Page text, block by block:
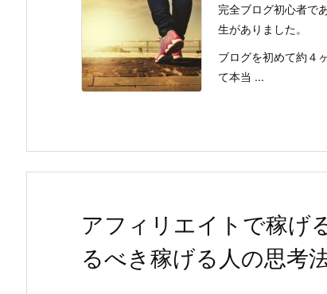
完全ブログ初心者で
生がありました。
ブログを初めて約４
て本当 ...
アフィリエイトで稼げ
るべき稼げる人の思考